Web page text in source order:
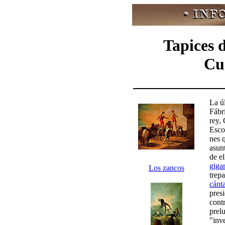
Tapices
La
rey,
nes
de
Los zancos